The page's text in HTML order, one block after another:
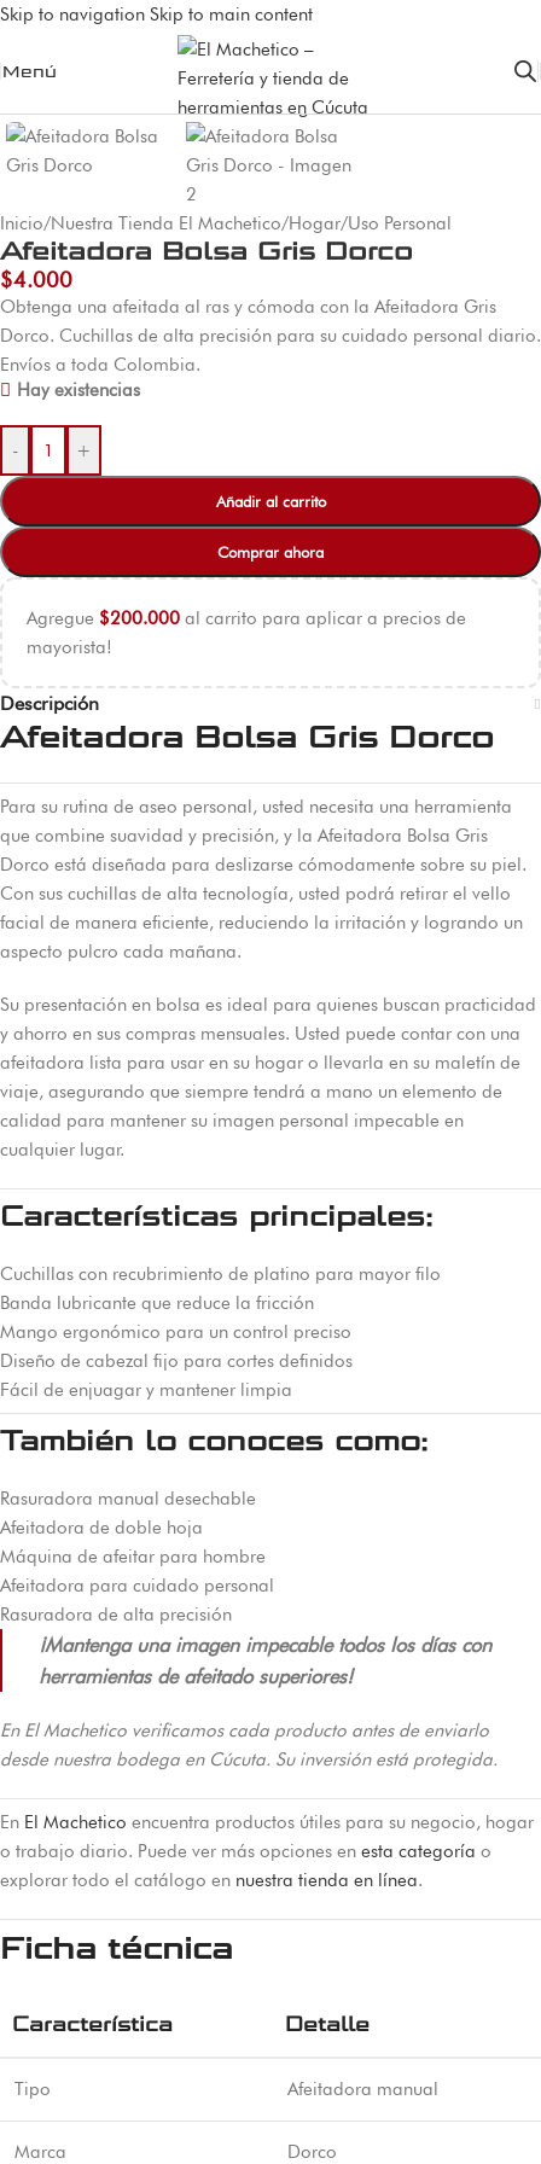
Skip to navigation Skip to main content
Menú
Inicio/Nuestra Tienda El Machetico/Hogar/Uso Personal
Afeitadora Bolsa Gris Dorco
$4.000
Obtenga una afeitada al ras y cómoda con la Afeitadora Gris
Dorco. Cuchillas de alta precisión para su cuidado personal diario.
Envíos a toda Colombia.
Hay existencias
- +
Añadir al carrito
Comprar ahora
Agregue $200.000 al carrito para aplicar a precios de
mayorista!
Descripción
Afeitadora Bolsa Gris Dorco
Para su rutina de aseo personal, usted necesita una herramienta
que combine suavidad y precisión, y la Afeitadora Bolsa Gris
Dorco está diseñada para deslizarse cómodamente sobre su piel.
Con sus cuchillas de alta tecnología, usted podrá retirar el vello
facial de manera eficiente, reduciendo la irritación y logrando un
aspecto pulcro cada mañana.
Su presentación en bolsa es ideal para quienes buscan practicidad
y ahorro en sus compras mensuales. Usted puede contar con una
afeitadora lista para usar en su hogar o llevarla en su maletín de
viaje, asegurando que siempre tendrá a mano un elemento de
calidad para mantener su imagen personal impecable en
cualquier lugar.
Características principales:
Cuchillas con recubrimiento de platino para mayor filo
Banda lubricante que reduce la fricción
Mango ergonómico para un control preciso
Diseño de cabezal fijo para cortes definidos
Fácil de enjuagar y mantener limpia
También lo conoces como:
Rasuradora manual desechable
Afeitadora de doble hoja
Máquina de afeitar para hombre
Afeitadora para cuidado personal
Rasuradora de alta precisión
¡Mantenga una imagen impecable todos los días con
herramientas de afeitado superiores!
En El Machetico verificamos cada producto antes de enviarlo
desde nuestra bodega en Cúcuta. Su inversión está protegida.
En El Machetico encuentra productos útiles para su negocio, hogar
o trabajo diario. Puede ver más opciones en esta categoría o
explorar todo el catálogo en nuestra tienda en línea.
Ficha técnica
Característica Detalle
Tipo Afeitadora manual
Marca Dorco